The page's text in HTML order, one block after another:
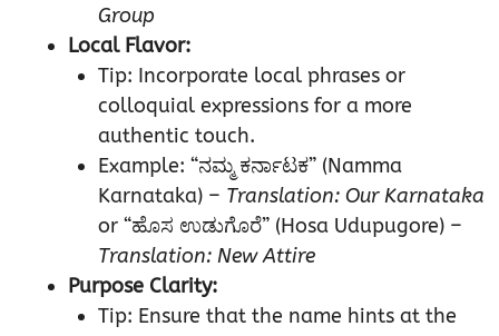
Group
Local Flavor:
Tip: Incorporate local phrases or
colloquial expressions for a more
authentic touch.
Example: “ನಮ್ಮ ಕರ್ನಾಟಕ” (Namma
Karnataka) – Translation: Our Karnataka
or “ಹೊಸ ಉಡುಗೊರೆ” (Hosa Udupugore) –
Translation: New Attire
Purpose Clarity:
Tip: Ensure that the name hints at the